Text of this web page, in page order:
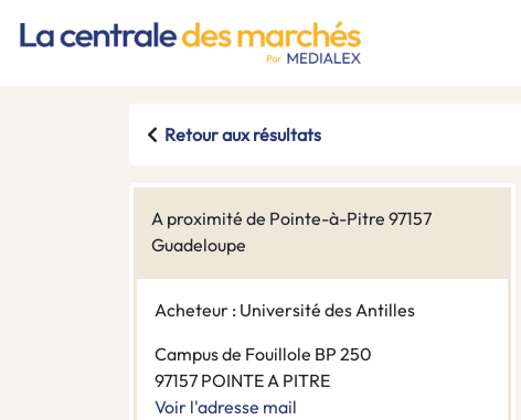
Retour aux résultats
A proximité de Pointe-à-Pitre 97157
Guadeloupe
Acheteur : Université des Antilles
Campus de Fouillole BP 250
97157 POINTE A PITRE
Voir l'adresse mail